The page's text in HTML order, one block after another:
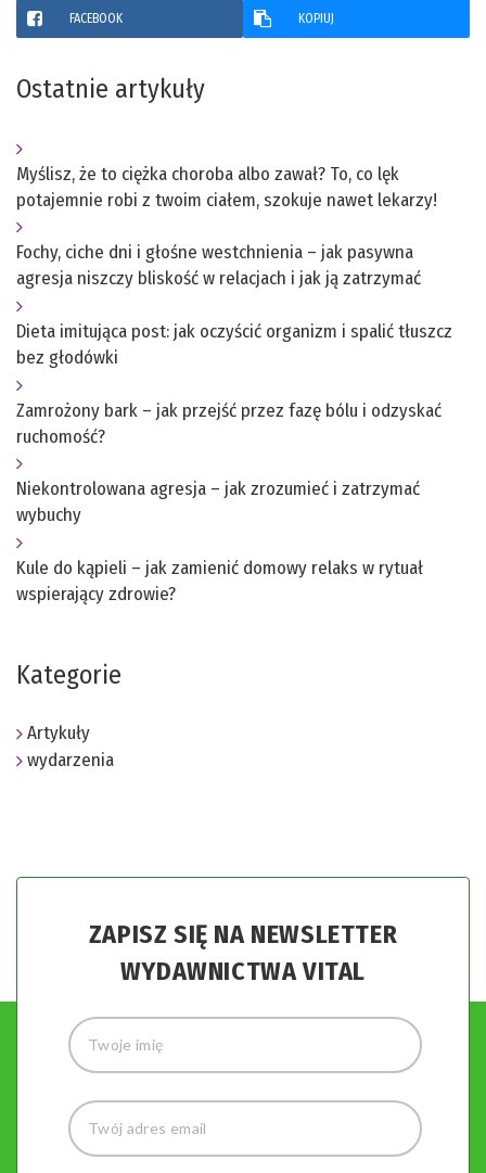
FACEBOOK KOPIUJ
Ostatnie artykuły
Myślisz, że to ciężka choroba albo zawał? To, co lęk
potajemnie robi z twoim ciałem, szokuje nawet lekarzy!
Fochy, ciche dni i głośne westchnienia – jak pasywna
agresja niszczy bliskość w relacjach i jak ją zatrzymać
Dieta imitująca post: jak oczyścić organizm i spalić tłuszcz
bez głodówki
Zamrożony bark – jak przejść przez fazę bólu i odzyskać
ruchomość?
Niekontrolowana agresja – jak zrozumieć i zatrzymać
wybuchy
Kule do kąpieli – jak zamienić domowy relaks w rytuał
wspierający zdrowie?
Kategorie
Artykuły
wydarzenia
ZAPISZ SIĘ NA NEWSLETTER
WYDAWNICTWA VITAL